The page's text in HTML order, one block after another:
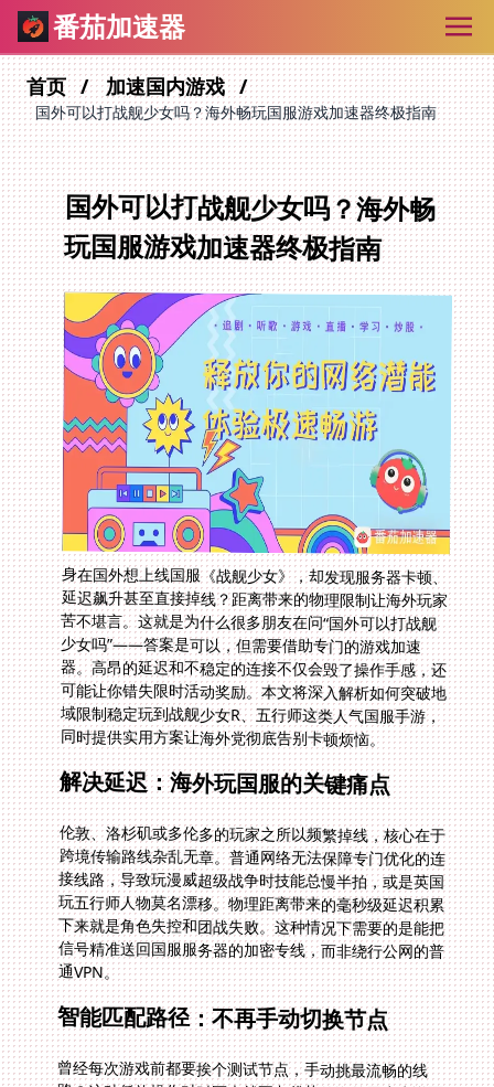
番茄加速器
首页 加速国内游戏
国外可以打战舰少女吗？海外畅玩国服游戏加速器终极指南
国外可以打战舰少女吗？海外畅
玩国服游戏加速器终极指南
身在国外想上线国服《战舰少女》，却发现服务器卡顿、
延迟飙升甚至直接掉线？距离带来的物理限制让海外玩家
苦不堪言。这就是为什么很多朋友在问“国外可以打战舰
少女吗”——答案是可以，但需要借助专门的游戏加速
器。高昂的延迟和不稳定的连接不仅会毁了操作手感，还
可能让你错失限时活动奖励。本文将深入解析如何突破地
域限制稳定玩到战舰少女R、五行师这类人气国服手游，
同时提供实用方案让海外党彻底告别卡顿烦恼。
解决延迟：海外玩国服的关键痛点
伦敦、洛杉矶或多伦多的玩家之所以频繁掉线，核心在于
跨境传输路线杂乱无章。普通网络无法保障专门优化的连
接线路，导致玩漫威超级战争时技能总慢半拍，或是英国
玩五行师人物莫名漂移。物理距离带来的毫秒级延迟积累
下来就是角色失控和团战失败。这种情况下需要的是能把
信号精准送回国服服务器的加密专线，而非绕行公网的普
通VPN。
智能匹配路径：不再手动切换节点
曾经每次游戏前都要挨个测试节点，手动挑最流畅的线
路？这种低效操作对时区本就不占优势的海外用户来说更
是浪费时间。真正解决“国外玩漫威超级战争用什么加速
器好”这类问题的关键就在于加速器的智能路由功能。它
能根据你当前真实位置自动识别最优链路，东京玩战舰少
女自动连上海节点，悉尼玩家则直通广州专线。无需研究